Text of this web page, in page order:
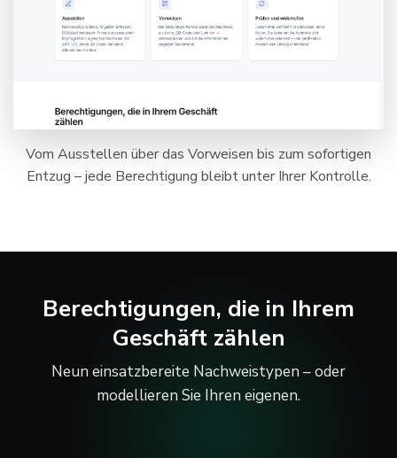
Vom Ausstellen über das Vorweisen bis zum sofortigen
Entzug – jede Berechtigung bleibt unter Ihrer Kontrolle.
Berechtigungen, die in Ihrem
Geschäft zählen
Neun einsatzbereite Nachweistypen – oder
modellieren Sie Ihren eigenen.